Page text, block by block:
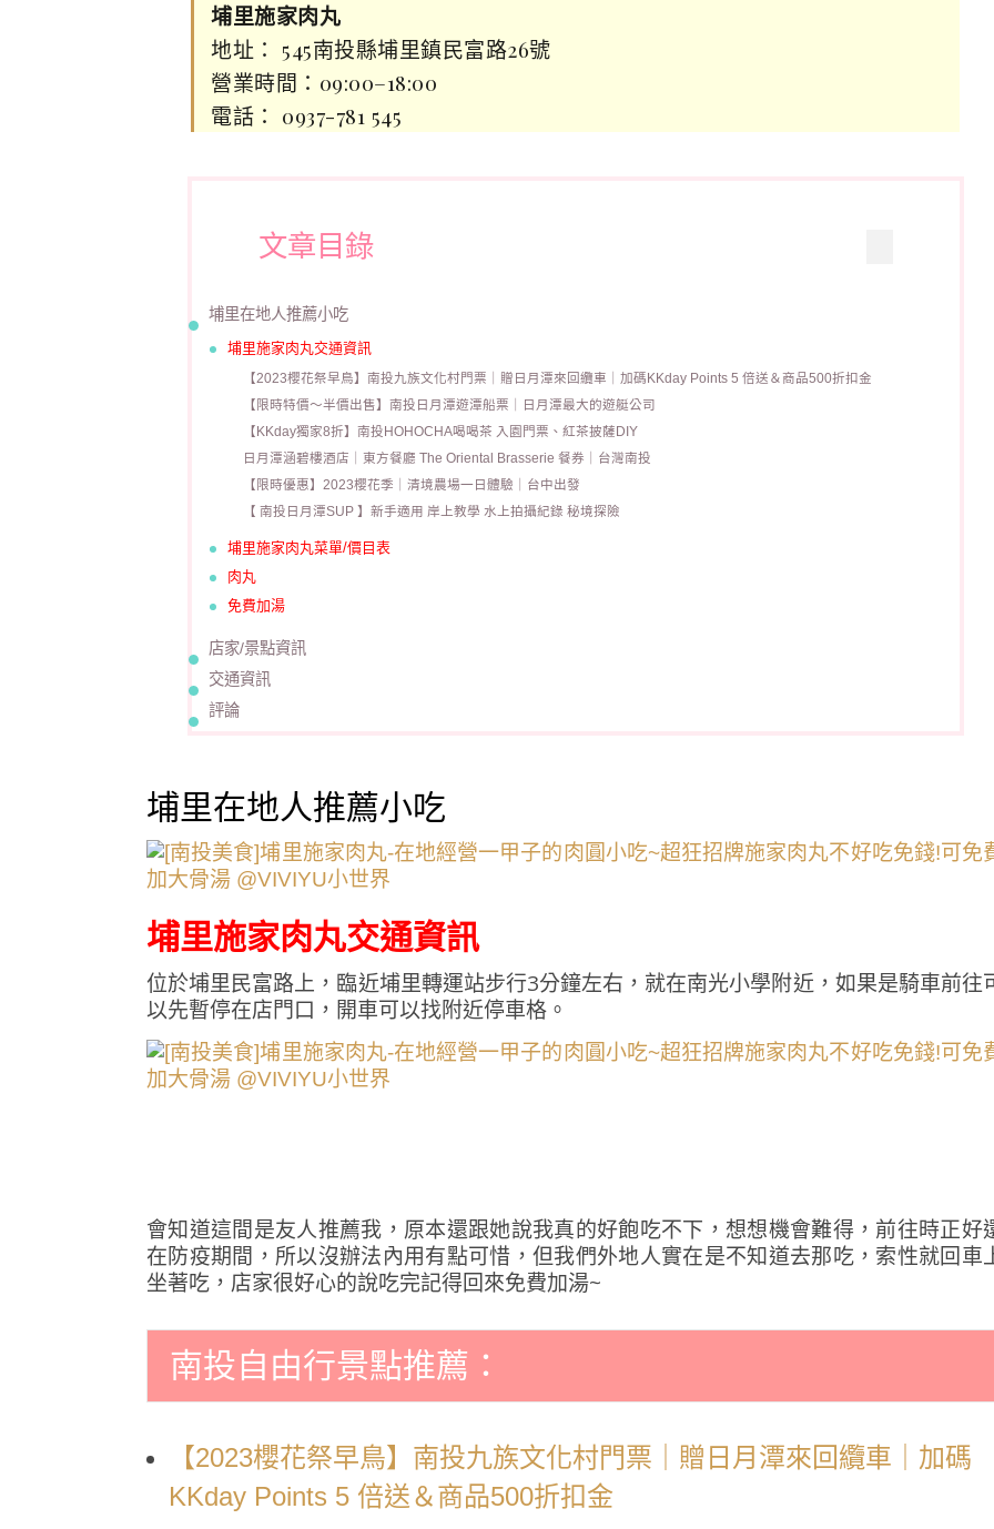
埔里施家肉丸
地址： 545南投縣埔里鎮民富路26號
營業時間：09:00–18:00
電話： 0937-781 545
文章目錄
埔里在地人推薦小吃
埔里施家肉丸交通資訊
【2023櫻花祭早鳥】南投九族文化村門票｜贈日月潭來回纜車｜加碼KKday Points 5 倍送＆商品500折扣金
【限時特價～半價出售】南投日月潭遊潭船票｜日月潭最大的遊艇公司
【KKday獨家8折】南投HOHOCHA喝喝茶 入園門票、紅茶披薩DIY
日月潭涵碧樓酒店｜東方餐廳 The Oriental Brasserie 餐券｜台灣南投
【限時優惠】2023櫻花季｜清境農場一日體驗｜台中出發
【 南投日月潭SUP 】新手適用 岸上教學 水上拍攝紀錄 秘境探險
埔里施家肉丸菜單/價目表
肉丸
免費加湯
店家/景點資訊
交通資訊
評論
埔里在地人推薦小吃
埔里施家肉丸交通資訊
位於埔里民富路上，臨近埔里轉運站步行3分鐘左右，就在南光小學附近，如果是騎車前往
以先暫停在店門口，開車可以找附近停車格。
會知道這間是友人推薦我，原本還跟她說我真的好飽吃不下，想想機會難得，前往時正好
在防疫期間，所以沒辦法內用有點可惜，但我們外地人實在是不知道去那吃，索性就回車
坐著吃，店家很好心的說吃完記得回來免費加湯~
南投自由行景點推薦：
【2023櫻花祭早鳥】南投九族文化村門票｜贈日月潭來回纜車｜加碼
KKday Points 5 倍送＆商品500折扣金